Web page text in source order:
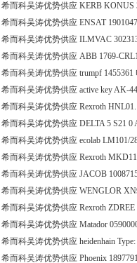
希而科吴涛优势供应 KERB KONUS
希而科吴涛优势供应 ENSAT
希而科吴涛优势供应 ILMVAC
希而科吴涛优势供应 ABB 1769-
希而科吴涛优势供应 trumpf 1455361
希而科吴涛优势供应 active key AK-
希而科吴涛优势供应 Rexroth
希而科吴涛优势供应 DELTA 5 S21 0
希而科吴涛优势供应 ecolab LM101/
希而科吴涛优势供应 Rexroth
希而科吴涛优势供应 JACOB
希而科吴涛优势供应 WENGLOR
希而科吴涛优势供应 Rexroth
希而科吴涛优势供应 Matador
希而科吴涛优势供应 heidenhain
希而科吴涛优势供应 Phoenix